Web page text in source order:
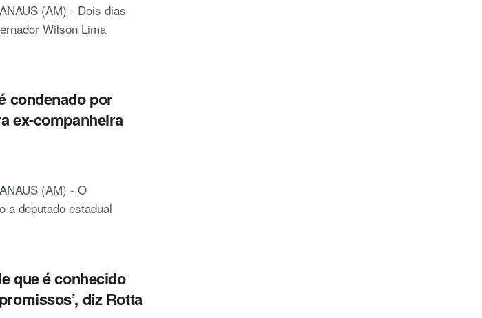
(AM) - Dois dias
Wilson Lima
condenado por
ex-companheira
(AM) - O
a deputado estadual
que é conhecido
diz Rotta